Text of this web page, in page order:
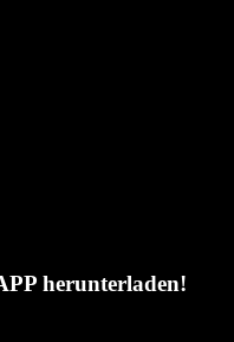
herunterladen!